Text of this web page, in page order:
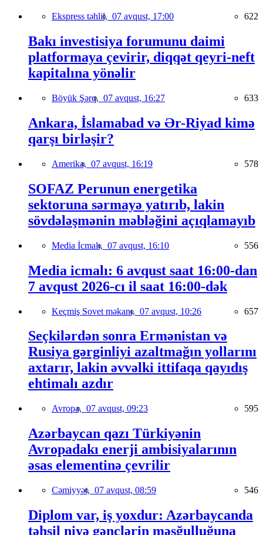
Ekspress təhlil, 07 avqust, 17:00 622
Bakı investisiya forumunu daimi
platformaya çevirir, diqqət qeyri-neft
kapitalına yönəlir
Böyük Şərq, 07 avqust, 16:27 633
Ankara, İslamabad və Ər-Riyad kimə
qarşı birləşir?
Amerika, 07 avqust, 16:19 578
SOFAZ Perunun energetika
sektoruna sərmayə yatırıb, lakin
sövdələşmənin məbləğini açıqlamayıb
Media İcmalı, 07 avqust, 16:10 556
Media icmalı: 6 avqust saat 16:00-dan
7 avqust 2026-cı il saat 16:00-dək
Keçmiş Sovet məkanı, 07 avqust, 10:26 657
Seçkilərdən sonra Ermənistan və
Rusiya gərginliyi azaltmağın yollarını
axtarır, lakin əvvəlki ittifaqa qayıdış
ehtimalı azdır
Avropa, 07 avqust, 09:23 595
Azərbaycan qazı Türkiyənin
Avropadakı enerji ambisiyalarının
əsas elementinə çevrilir
Cəmiyyət, 07 avqust, 08:59 546
Diplom var, iş yoxdur: Azərbaycanda
təhsil niyə gənclərin məşğulluğuna